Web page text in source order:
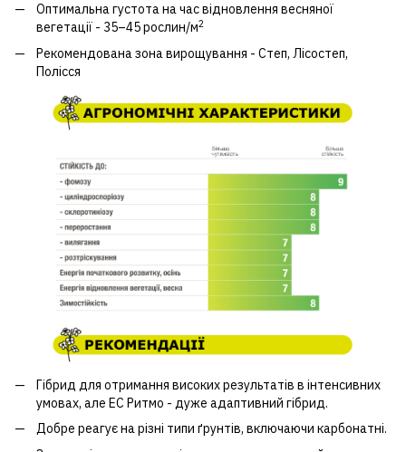
Оптимальна густота на час відновлення весняної
вегетації - 35–45 рослин/м2
Рекомендована зона вирощування - Степ, Лісостеп,
Полісся
Гібрид для отримання високих результатів в інтенсивних
умовах, але ЕС Ритмо - дуже адаптивний гібрид.
Добре реагує на різні типи ґрунтів, включаючи карбонатні.